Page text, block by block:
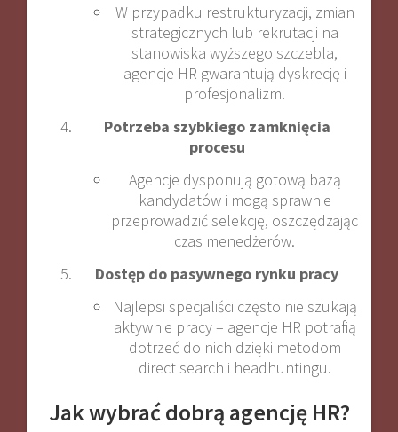
W przypadku restrukturyzacji, zmian
strategicznych lub rekrutacji na
stanowiska wyższego szczebla,
agencje HR gwarantują dyskrecję i
profesjonalizm.
Potrzeba szybkiego zamknięcia
procesu
Agencje dysponują gotową bazą
kandydatów i mogą sprawnie
przeprowadzić selekcję, oszczędzając
czas menedżerów.
Dostęp do pasywnego rynku pracy
Najlepsi specjaliści często nie szukają
aktywnie pracy – agencje HR potrafią
dotrzeć do nich dzięki metodom
direct search i headhuntingu.
Jak wybrać dobrą agencję HR?